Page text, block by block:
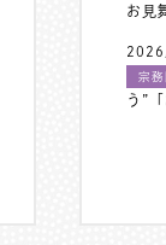
お見
宗務
う”